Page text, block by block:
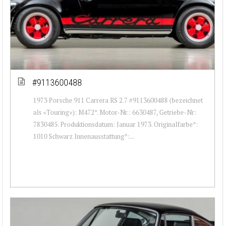
#9113600488
1973 Porsche 911 Carrera RS 2.7 #9113600488 (bezeichnet
als «Touring»): M472*. Motor-Nr.: 6630487, Getriebe-Nr:
7830485. Produktionsdatum: Januar 1973. Originalfarbe*:
1010 Schwarz Innenausstattung*:...